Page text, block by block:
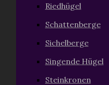
Riedhügel
Schattenberge
Sichelberge
Singende Hügel
Steinkronen